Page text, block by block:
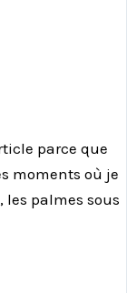
parce que
moments où je
palmes sous